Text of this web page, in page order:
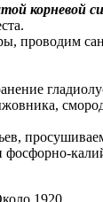
корневой
проводим
фосфорно-